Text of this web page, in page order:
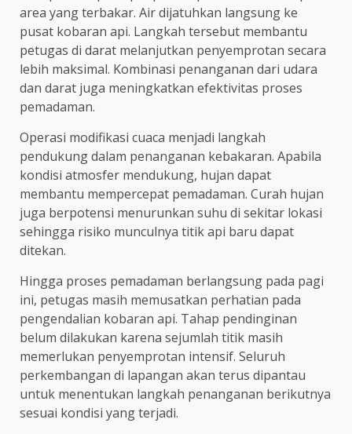
area yang terbakar. Air dijatuhkan langsung ke
pusat kobaran api. Langkah tersebut membantu
petugas di darat melanjutkan penyemprotan secara
lebih maksimal. Kombinasi penanganan dari udara
dan darat juga meningkatkan efektivitas proses
pemadaman.
Operasi modifikasi cuaca menjadi langkah
pendukung dalam penanganan kebakaran. Apabila
kondisi atmosfer mendukung, hujan dapat
membantu mempercepat pemadaman. Curah hujan
juga berpotensi menurunkan suhu di sekitar lokasi
sehingga risiko munculnya titik api baru dapat
ditekan.
Hingga proses pemadaman berlangsung pada pagi
ini, petugas masih memusatkan perhatian pada
pengendalian kobaran api. Tahap pendinginan
belum dilakukan karena sejumlah titik masih
memerlukan penyemprotan intensif. Seluruh
perkembangan di lapangan akan terus dipantau
untuk menentukan langkah penanganan berikutnya
sesuai kondisi yang terjadi.